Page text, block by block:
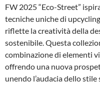
FW 2025 “Eco-Street”
tecniche uniche di
riflette la creatività della
sostenibile. Questa
combinazione di elementi
offrendo una nuova
unendo l’audacia dello